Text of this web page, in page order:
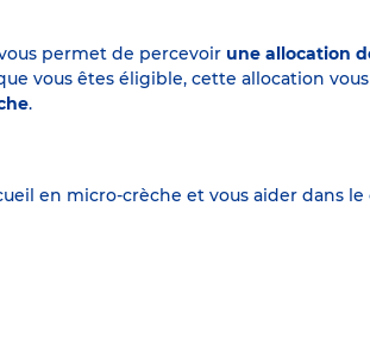
permet de percevoir une allocation
vous êtes éligible, cette allocation
.
en micro-crèche et vous aider dans le